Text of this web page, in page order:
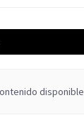
disponible